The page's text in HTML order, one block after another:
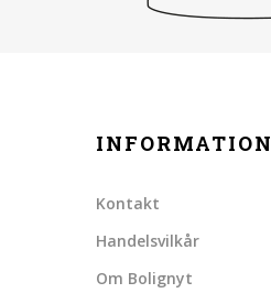
INFORMATION
Kontakt
Handelsvilkår
Om Bolignyt